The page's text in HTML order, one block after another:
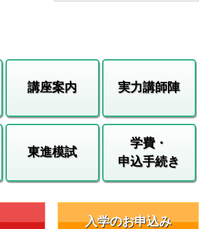
講座案内 実力講師陣
東進模試
学費・
申込手続き
入学のお申込み